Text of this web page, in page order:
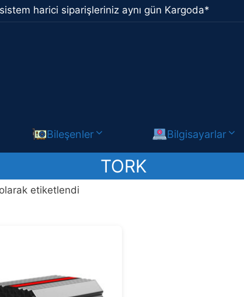
harici siparişleriniz aynı gün Kargoda*
Bileşenler Bilgisayarlar
TORK
etiketlendi